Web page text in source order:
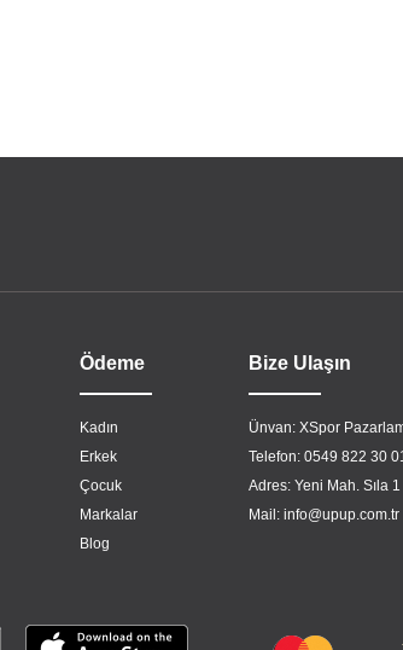
Ödeme
Kadın
Erkek
Çocuk
Markalar
Blog
Bize Ulaşın
Ünvan: XSpor
Telefon: 0549 822 30
Adres: Yeni Mah. Sıla
Mail: info@upup.com.tr